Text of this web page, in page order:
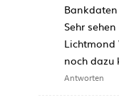
Sehr
Lichtmond
noch dazu
Antworten